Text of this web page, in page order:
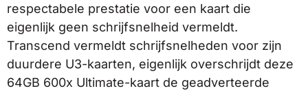
respectabele prestatie voor een kaart die
eigenlijk geen schrijfsnelheid vermeldt.
Transcend vermeldt schrijfsnelheden voor zijn
duurdere U3-kaarten, eigenlijk overschrijdt deze
64GB 600x Ultimate-kaart de geadverteerde